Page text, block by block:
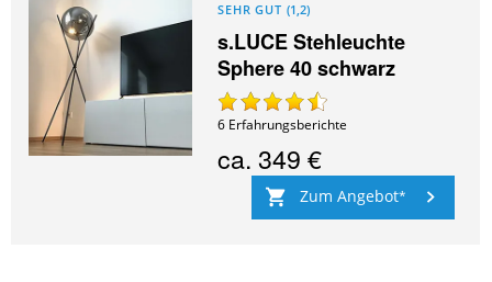
SEHR GUT (1,2)
s.LUCE Stehleuchte
Sphere 40 schwarz
6 Erfahrungsberichte
ca.349 €
Zum Angebot